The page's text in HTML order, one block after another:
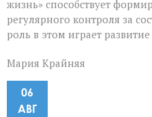
жизнь» способствует
регулярного контроля за
роль в этом играет
Мария Крайняя
06
АВГ